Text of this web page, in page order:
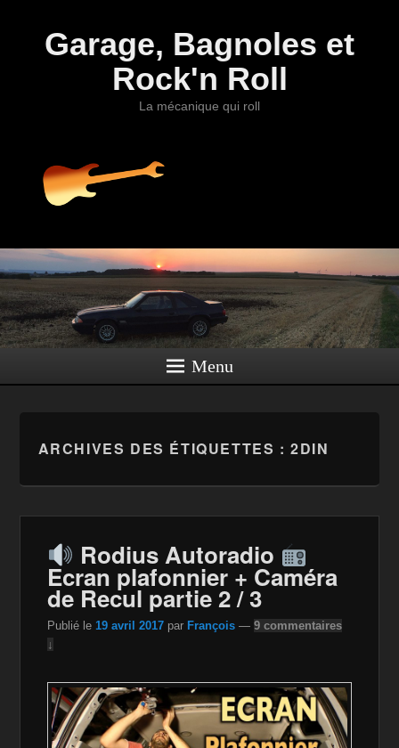
Garage, Bagnoles et
Rock'n Roll
La mécanique qui roll
Menu
ARCHIVES DES ÉTIQUETTES :2DIN
Rodius Autoradio
Ecran plafonnier + Caméra
de Recul partie 2 / 3
Publié le 19 avril 2017 par François —9 commentaires
↓